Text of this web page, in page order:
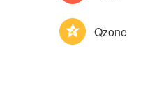
Qzone